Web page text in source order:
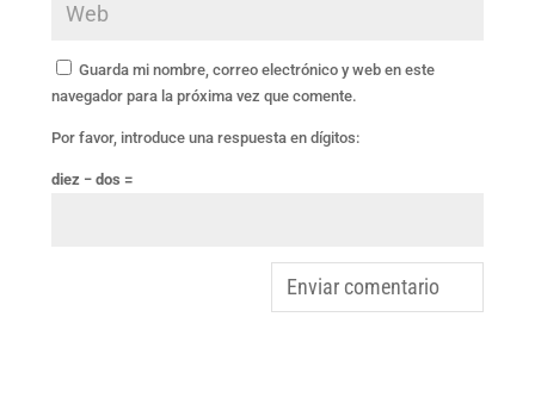
Guarda mi nombre, correo electrónico y web en este
navegador para la próxima vez que comente.
Por favor, introduce una respuesta en dígitos:
diez − dos =